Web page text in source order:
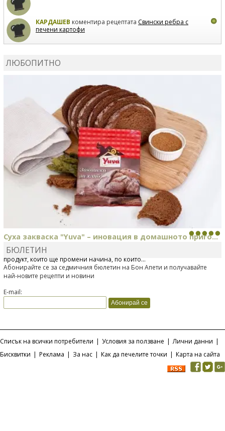
КАРДАШЕВ коментира рецептата Свински ребра с
печени картофи
ЛЮБОПИТНО
Суха закваска "Yuva" – иновация в домашното приго...
Отскоро Лесафр България стартира предлагането на изцяло нов
продукт, който ще промени начина, по който...
БЮЛЕТИН
Абонирайте се за седмичния бюлетин на Бон Апети и получавайте
най-новите рецепти и новини
E-mail:
Списък на всички потребители | Условия за ползване | Лични данни |
Бисквитки | Реклама | За нас | Как да печелите точки | Карта на сайта